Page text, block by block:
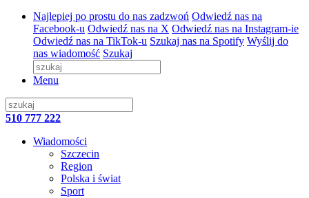
Najlepiej po prostu do nas zadzwoń Odwiedź nas na
Facebook-u Odwiedź nas na X Odwiedź nas na Instagram-ie
Odwiedź nas na TikTok-u Szukaj nas na Spotify Wyślij do
nas wiadomość Szukaj
Menu
510 777 222
Wiadomości
Szczecin
Region
Polska i świat
Sport